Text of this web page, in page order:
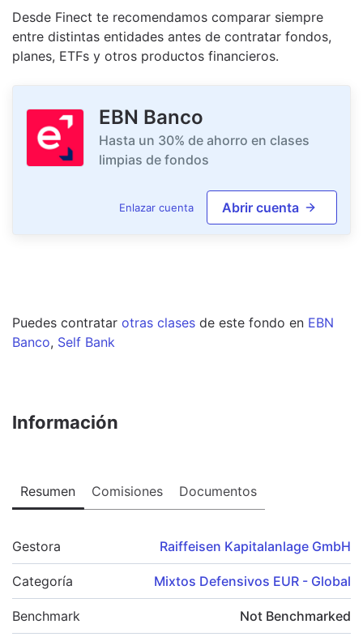
Desde Finect te recomendamos comparar siempre
entre distintas entidades antes de contratar fondos,
planes, ETFs y otros productos financieros.
EBN Banco
Hasta un 30% de ahorro en clases
limpias de fondos
Enlazar cuenta Abrir cuenta
Puedes contratar otras clases de este fondo en EBN
Banco, Self Bank
Información
Resumen Comisiones Documentos
Gestora Raiffeisen Kapitalanlage GmbH
Categoría Mixtos Defensivos EUR - Global
Benchmark Not Benchmarked